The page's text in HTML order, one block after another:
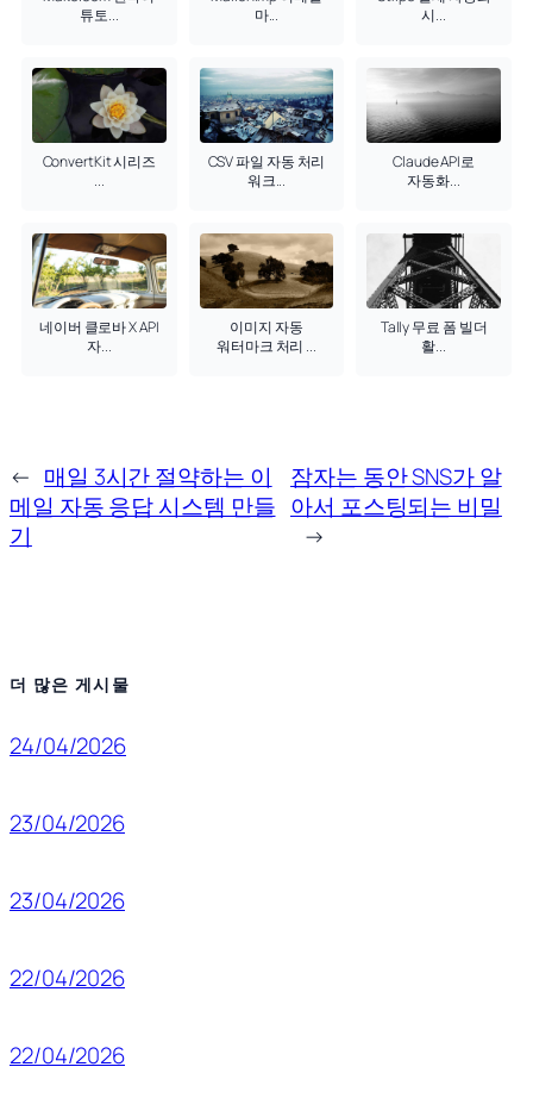
튜토...
마...
시...
ConvertKit 시리즈
...
CSV 파일 자동 처리
워크...
Claude API로
자동화...
네이버 클로바 X API
자...
이미지 자동
워터마크 처리 ...
Tally 무료 폼 빌더
활...
← 매일 3시간 절약하는 이
메일 자동 응답 시스템 만들
기
잠자는 동안 SNS가 알
아서 포스팅되는 비밀
→
더 많은 게시물
24/04/2026
23/04/2026
23/04/2026
22/04/2026
22/04/2026